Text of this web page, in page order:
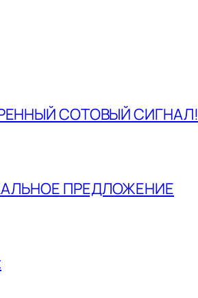
СОТОВЫЙ СИГНАЛ!
ПРЕДЛОЖЕНИЕ